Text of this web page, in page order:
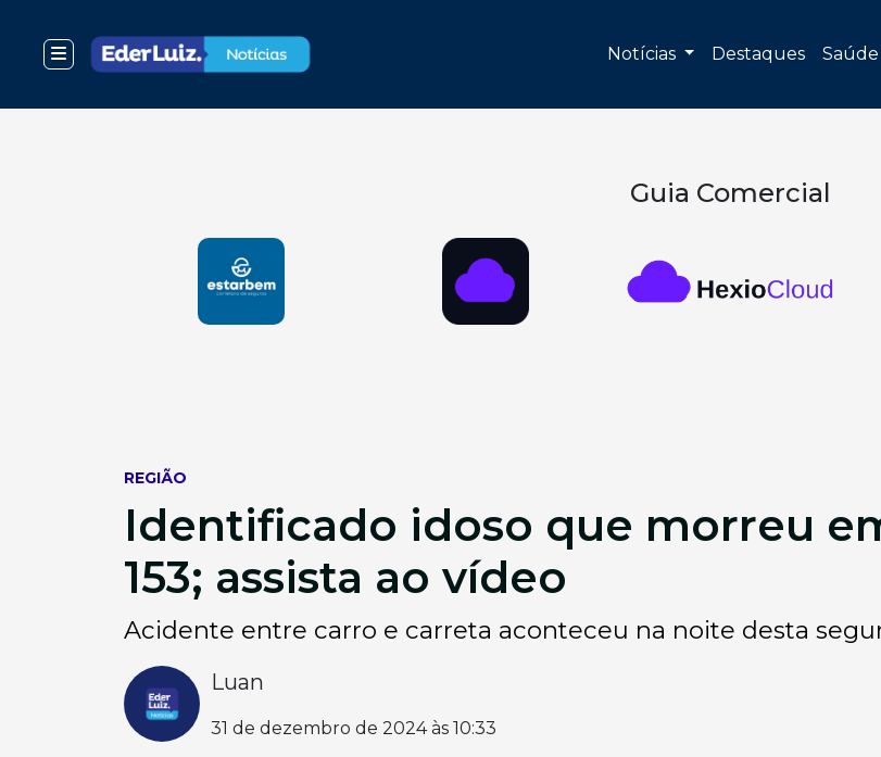
Notícias Destaques
Guia Comercial
REGIÃO
Identificado idoso que morreu
153; assista ao vídeo
Acidente entre carro e carreta aconteceu na noite desta
Luan
31 de dezembro de 2024 às 10:33